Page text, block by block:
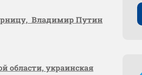
Владимир Путин
области, украинская